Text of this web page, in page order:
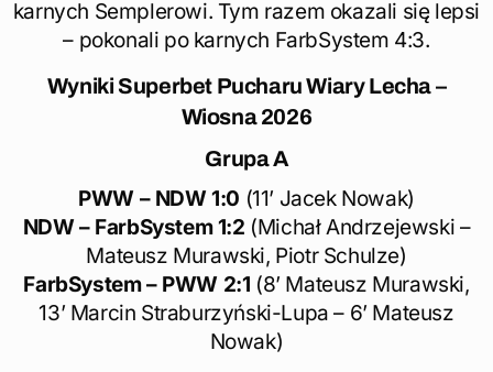
karnych Semplerowi. Tym razem okazali się lepsi
– pokonali po karnych FarbSystem 4:3.
Wyniki Superbet Pucharu Wiary Lecha –
Wiosna 2026
GrupaA
PWW – NDW 1:0 (11’ Jacek Nowak)
NDW – FarbSystem 1:2 (Michał Andrzejewski –
Mateusz Murawski, Piotr Schulze)
FarbSystem – PWW 2:1 (8’ Mateusz Murawski,
13’ Marcin Straburzyński-Lupa – 6’ Mateusz
Nowak)